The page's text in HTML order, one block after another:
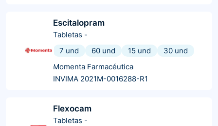
Escitalopram
Tabletas -
7 und
60 und 15 und
30 und
Momenta Farmacéutica
INVIMA 2021M-0016288-R1
Flexocam
Tabletas -